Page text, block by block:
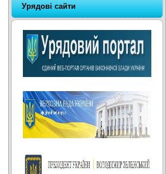
Урядові сайти